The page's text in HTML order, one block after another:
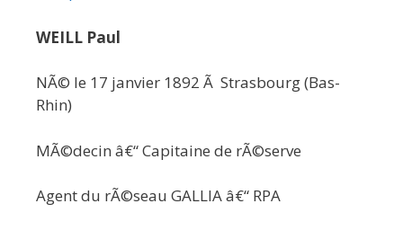
WEILL Paul
NÃ© le 17 janvier 1892 Ã Strasbourg (Bas-
Rhin)
MÃ©decin â€“ Capitaine de rÃ©serve
Agent du rÃ©seau GALLIA â€“ RPA